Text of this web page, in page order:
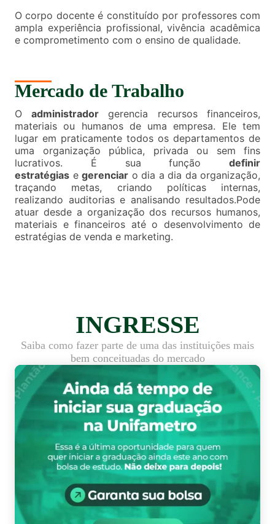
O corpo docente é constituído por professores com
ampla experiência profissional, vivência acadêmica
e comprometimento com o ensino de qualidade.
Mercado de Trabalho
O administradorgerencia recursos financeiros,
materiais ou humanos de uma empresa. Ele tem
lugar em praticamente todos os departamentos de
uma organização pública, privada ou sem fins
lucrativos. É sua função definir
estratégias e gerenciar o dia a dia da organização,
traçando metas, criando políticas internas,
realizando auditorias e analisando resultados.Pode
atuar desde a organização dos recursos humanos,
materiais e financeiros até o desenvolvimento de
estratégias de venda e marketing.
INGRESSE
Saiba como fazer parte de uma das instituições mais
bem conceituadas do mercado